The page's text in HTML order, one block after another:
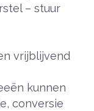
– stuur
vrijblijvend
kunnen
conversie